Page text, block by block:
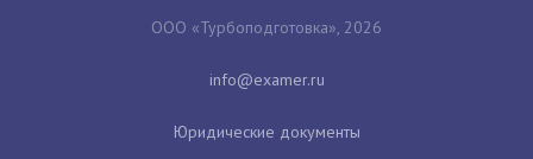
ООО «Турбоподготовка», 2026
Юридические документы